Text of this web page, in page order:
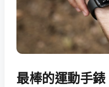
最棒的運動手